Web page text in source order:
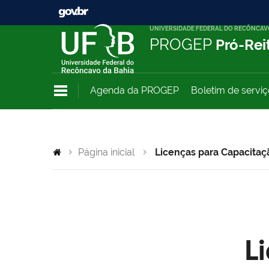
UNIVERSIDADE FEDERAL DO
PROGEP Pró-
Agenda da PROGEP Boletim de
Página inicial Licenças para